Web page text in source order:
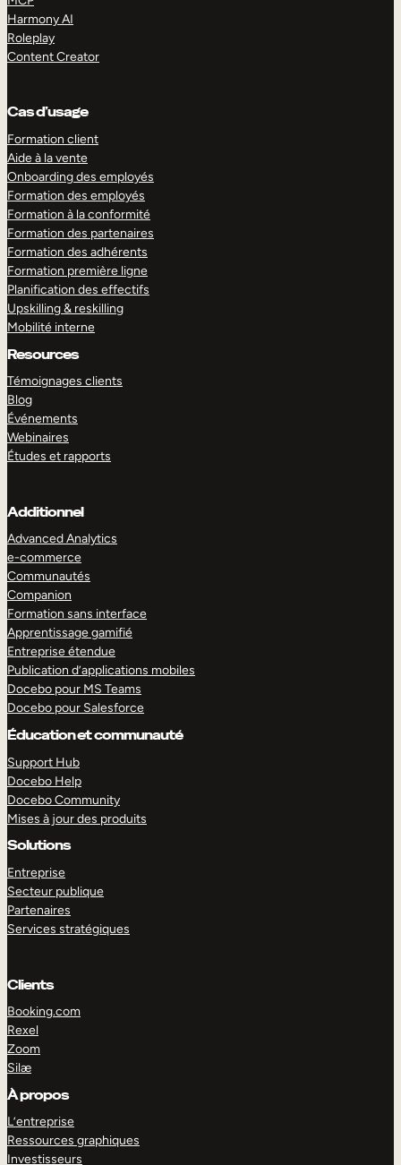
Harmony AI
Roleplay
Content Creator
Cas d’usage
Formation client
Aide à la vente
Onboarding des employés
Formation des employés
Formation à la conformité
Formation des partenaires
Formation des adhérents
Formation première ligne
Planification des effectifs
Upskilling & reskilling
Mobilité interne
Resources
Témoignages clients
Blog
Événements
Webinaires
Études et rapports
Additionnel
Advanced Analytics
e-commerce
Communautés
Companion
Formation sans interface
Apprentissage gamifié
Entreprise étendue
Publication d’applications mobiles
Docebo pour MS Teams
Docebo pour Salesforce
Éducation et communauté
Support Hub
Docebo Help
Docebo Community
Mises à jour des produits
Solutions
Entreprise
Secteur publique
Partenaires
Services stratégiques
Clients
Booking.com
Rexel
Zoom
Silæ
À propos
L’entreprise
Ressources graphiques
Investisseurs